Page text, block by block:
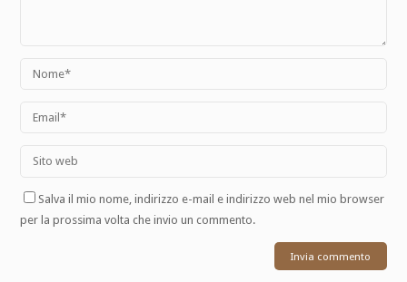
Salva il mio nome, indirizzo e-mail e indirizzo web nel mio browser
per la prossima volta che invio un commento.